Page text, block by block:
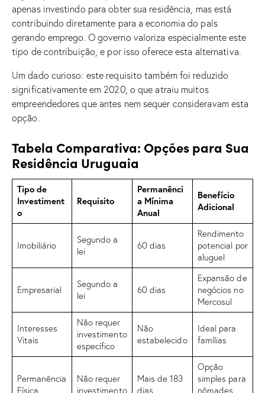
apenas investindo para obter sua residência, mas está
contribuindo diretamente para a economia do país
gerando emprego. O governo valoriza especialmente este
tipo de contribuição, e por isso oferece esta alternativa.
Um dado curioso: este requisito também foi reduzido
significativamente em 2020, o que atraiu muitos
empreendedores que antes nem sequer consideravam esta
opção.
Tabela Comparativa: Opções para Sua
Residência Uruguaia
Tipo de
Investiment
o
Requisito
Permanênci
a Mínima
Anual
Benefício
Adicional
Imobiliário
Segundo a
lei
60 dias
Rendimento
potencial por
aluguel
Empresarial
Segundo a
lei
60 dias
Expansão de
negócios no
Mercosul
Interesses
Vitais
Não requer
investimento
específico
Não
estabelecido
Ideal para
famílias
Permanência
Física
Não requer
investimento
Mais de 183
dias
Opção
simples para
nômades